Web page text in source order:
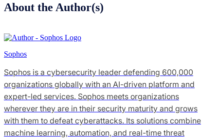
About the Author(s)
Sophos
Sophos is a cybersecurity leader defending 600,000
organizations globally with an AI-driven platform and
expert-led services. Sophos meets organizations
wherever they are in their security maturity and grows
with them to defeat cyberattacks. Its solutions combine
machine learning, automation, and real-time threat